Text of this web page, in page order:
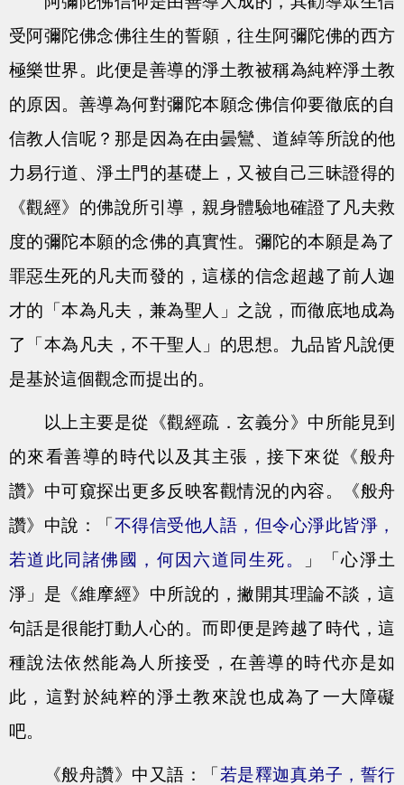
受阿彌陀佛念佛往生的誓願，往生阿彌陀佛的西方
極樂世界。此便是善導的淨土教被稱為純粹淨土教
的原因。善導為何對彌陀本願念佛信仰要徹底的自
信教人信呢？那是因為在由曇鸞、道綽等所說的他
力易行道、淨土門的基礎上，又被自己三昧證得的
《觀經》的佛說所引導，親身體驗地確證了凡夫救
度的彌陀本願的念佛的真實性。彌陀的本願是為了
罪惡生死的凡夫而發的，這樣的信念超越了前人迦
才的「本為凡夫，兼為聖人」之說，而徹底地成為
了「本為凡夫，不干聖人」的思想。九品皆凡說便
是基於這個觀念而提出的。
以上主要是從《觀經疏．玄義分》中所能見到
的來看善導的時代以及其主張，接下來從《般舟
讚》中可窺探出更多反映客觀情況的內容。《般舟
讚》中說：「 不得信受他人語，但令心淨此皆淨，
若道此同諸佛國，何因六道同生死。
」「心淨土
淨」是《維摩經》中所說的，撇開其理論不談，這
句話是很能打動人心的。而即便是跨越了時代，這
種說法依然能為人所接受，在善導的時代亦是如
此，這對於純粹的淨土教來說也成為了一大障礙
吧。
《般舟讚》中又語：「 若是釋迦真弟子，誓行